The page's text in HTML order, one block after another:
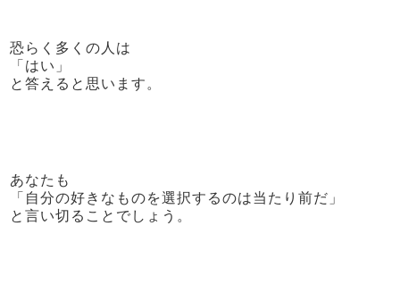
恐らく多くの人は
「はい」
と答えると思います。
あなたも
「自分の好きなものを選択するのは当たり前だ」
と言い切ることでしょう。